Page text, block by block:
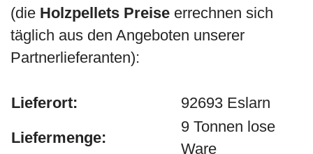
(die Holzpellets Preise errechnen sich
täglich aus den Angeboten unserer
Partnerlieferanten):
Lieferort:
92693 Eslarn
Liefermenge:
9 Tonnen lose
Ware